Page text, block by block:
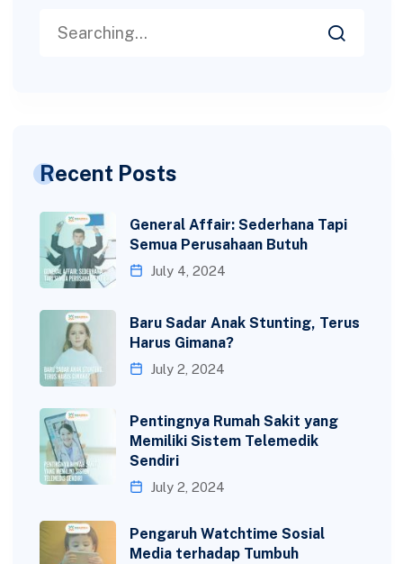
Recent Posts
General Affair: Sederhana Tapi
Semua Perusahaan Butuh
July 4, 2024
Baru Sadar Anak Stunting, Terus
Harus Gimana?
July 2, 2024
Pentingnya Rumah Sakit yang
Memiliki Sistem Telemedik
Sendiri
July 2, 2024
Pengaruh Watchtime Sosial
Media terhadap Tumbuh